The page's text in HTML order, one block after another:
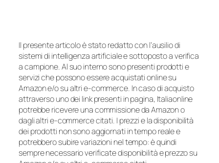
Il presente articolo è stato redatto con l’ausilio di
sistemi di intelligenza artificiale e sottoposto a verifica
a campione. Al suo interno sono presenti prodotti e
servizi che possono essere acquistati online su
Amazon e/o su altri e-commerce. In caso di acquisto
attraverso uno dei link presenti in pagina, Italiaonline
potrebbe ricevere una commissione da Amazon o
dagli altri e-commerce citati. I prezzi e la disponibilità
dei prodotti non sono aggiornati in tempo reale e
potrebbero subire variazioni nel tempo: è quindi
sempre necessario verificate disponibilità e prezzo su